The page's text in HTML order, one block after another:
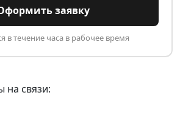
заявку
в течение часа в рабочее время
связи: